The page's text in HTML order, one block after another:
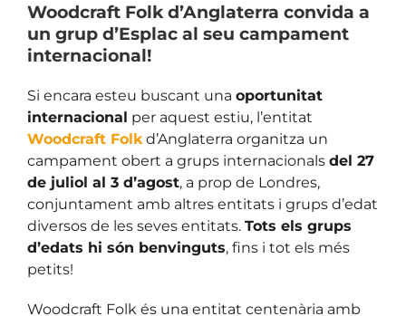
Woodcraft Folk d’Anglaterra convida a
un grup d’Esplac al seu campament
internacional!
Si encara esteu buscant una oportunitat
internacional per aquest estiu, l’entitat
Woodcraft Folkd’Anglaterra organitza un
campament obert a grups internacionals del 27
de juliol al 3 d’agost, a prop de Londres,
conjuntament amb altres entitats i grups d’edat
diversos de les seves entitats. Tots els grups
d’edats hi són benvinguts, fins i tot els més
petits!
Woodcraft Folk és una entitat centenària amb